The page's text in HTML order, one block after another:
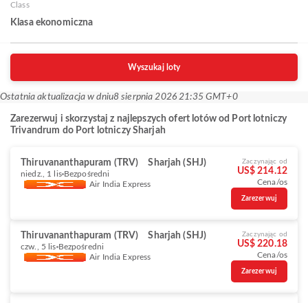
Class
Klasa ekonomiczna
Wyszukaj loty
Ostatnia aktualizacja w dniu8 sierpnia 2026 21:35 GMT+0
Zarezerwuj i skorzystaj z najlepszych ofert lotów od Port lotniczy
Trivandrum do Port lotniczy Sharjah
Thiruvananthapuram (TRV) Sharjah (SHJ)
niedz., 1 lis Bezpośredni
Air India Express
Zaczynając od
US$ 214.12
Cena/os
Zarezerwuj
Thiruvananthapuram (TRV) Sharjah (SHJ)
czw., 5 lis Bezpośredni
Air India Express
Zaczynając od
US$ 220.18
Cena/os
Zarezerwuj